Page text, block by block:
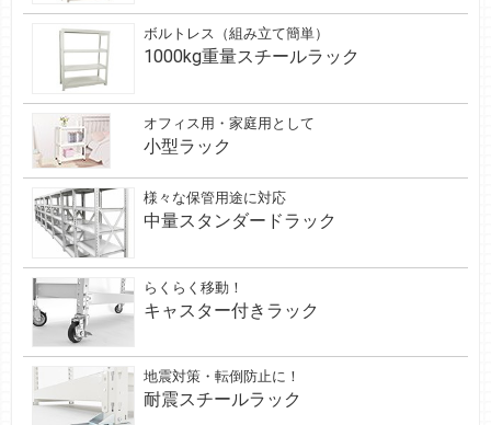
ボルトレス（組み立て簡単）
1000kg重量スチールラック
オフィス用・家庭用として
小型ラック
様々な保管用途に対応
中量スタンダードラック
らくらく移動！
キャスター付きラック
地震対策・転倒防止に！
耐震スチールラック